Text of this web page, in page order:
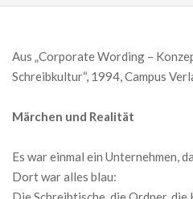
Aus „Corporate Wording –
Schreibkultur“, 1994, Campus
Märchen und Realität
Es war einmal ein Unternehmen,
Dort war alles blau: